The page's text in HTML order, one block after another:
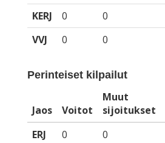
KERJ
0 0
VVJ
0 0
Perinteiset kilpailut
Jaos Voitot
Muut
sijoitukset
ERJ
0 0